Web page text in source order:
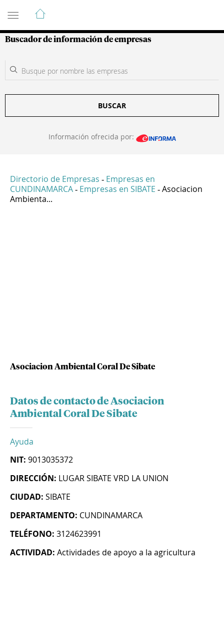
Guía de Empresas Colombianas
Buscador de información de empresas
BUSCAR
Información ofrecida por:
Directorio de Empresas - Empresas en
CUNDINAMARCA - Empresas en SIBATE - Asociacion
Ambienta...
Asociacion Ambiental Coral De Sibate
Datos de contacto de Asociacion
Ambiental Coral De Sibate
Ayuda
NIT: 9013035372
DIRECCIÓN: LUGAR SIBATE VRD LA UNION
CIUDAD: SIBATE
DEPARTAMENTO: CUNDINAMARCA
TELÉFONO: 3124623991
ACTIVIDAD: Actividades de apoyo a la agricultura